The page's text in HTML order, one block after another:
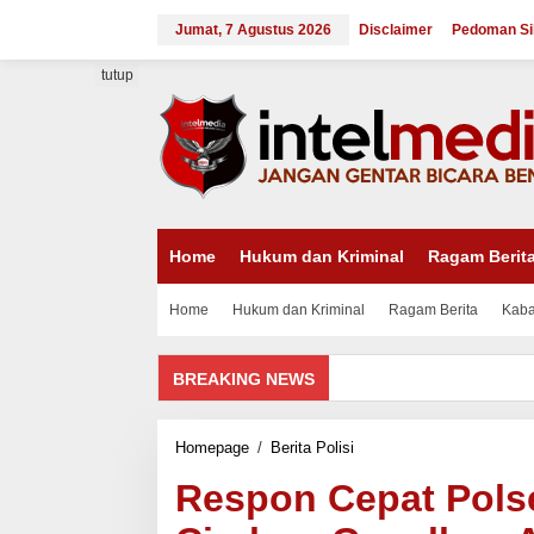
Jumat, 7 Agustus 2026 Disclaimer Pedoman
Home Hukum dan Kriminal Ragam
Home Hukum dan Kriminal Ragam Berita
tutup
BREAKING NEWS
Homepage / Berita Polisi
Polsek
Babakan
Respon Cepat